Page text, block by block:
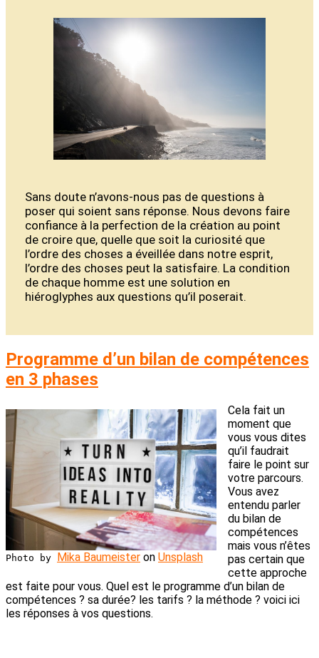
Sans doute n’avons-nous pas de questions à
poser qui soient sans réponse. Nous devons faire
confiance à la perfection de la création au point
de croire que, quelle que soit la curiosité que
l’ordre des choses a éveillée dans notre esprit,
l’ordre des choses peut la satisfaire. La condition
de chaque homme est une solution en
hiéroglyphes aux questions qu’il poserait.
Programme d’un bilan de compétences
en 3 phases
Photo by Mika Baumeister on Unsplash
Cela fait un
moment que
vous vous dites
qu’il faudrait
faire le point sur
votre parcours.
Vous avez
entendu parler
du bilan de
compétences
mais vous n’êtes
pas certain que
cette approche
est faite pour vous. Quel est le programme d’un bilan de
compétences ? sa durée? les tarifs ? la méthode ? voici ici
les réponses à vos questions.